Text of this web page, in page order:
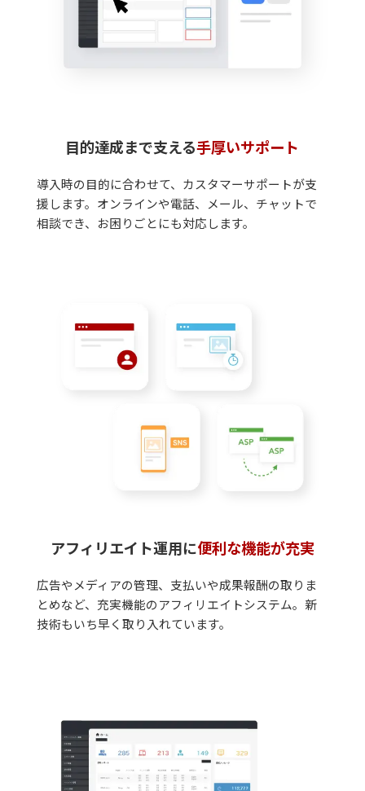
目的達成まで支える手厚いサポート
導入時の目的に合わせて、カスタマーサポートが支
援します。オンラインや電話、メール、チャットで
相談でき、お困りごとにも対応します。
アフィリエイト運用に便利な機能が充実
広告やメディアの管理、支払いや成果報酬の取りま
とめなど、充実機能のアフィリエイトシステム。新
技術もいち早く取り入れています。